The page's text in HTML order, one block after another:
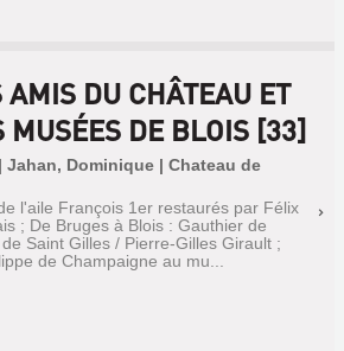
AMIS DU CHÂTEAU ET
MUSÉES DE BLOIS [33]
Jahan, Dominique | Chateau de
l'aile François 1er restaurés par Félix
; De Bruges à Blois : Gauthier de
Saint Gilles / Pierre-Gilles Girault ;
de Champaigne au mu...